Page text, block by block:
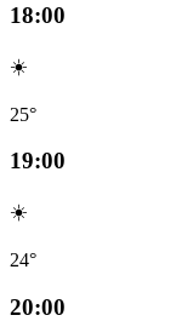
18:00
☀️
25°
19:00
☀️
24°
20:00